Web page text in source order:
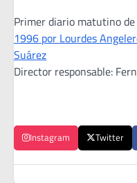
Primer diario matutino
1996 por Lourdes
Suárez
Director responsable:
Instagram Twitter